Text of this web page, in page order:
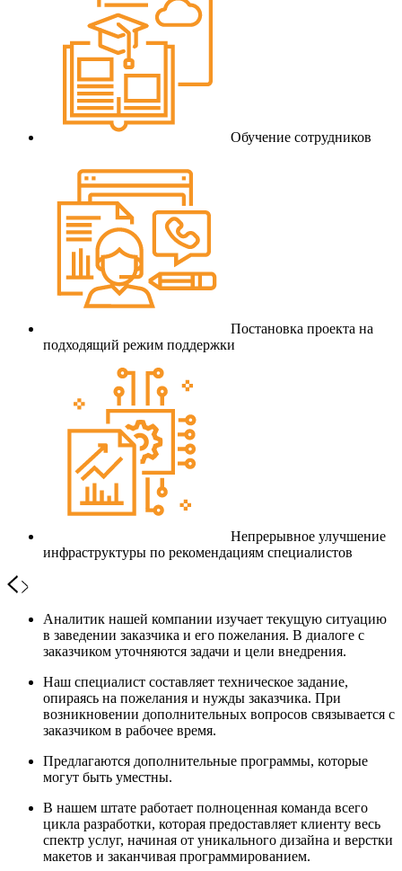
Обучение сотрудников
Постановка проекта на
подходящий режим поддержки
Непрерывное улучшение
инфраструктуры по рекомендациям специалистов
Аналитик нашей компании изучает текущую ситуацию
в заведении заказчика и его пожелания. В диалоге с
заказчиком уточняются задачи и цели внедрения.
Наш специалист составляет техническое задание,
опираясь на пожелания и нужды заказчика. При
возникновении дополнительных вопросов связывается с
заказчиком в рабочее время.
Предлагаются дополнительные программы, которые
могут быть уместны.
В нашем штате работает полноценная команда всего
цикла разработки, которая предоставляет клиенту весь
спектр услуг, начиная от уникального дизайна и верстки
макетов и заканчивая программированием.